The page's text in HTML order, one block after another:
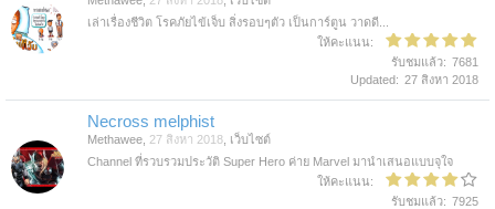
เล่าเรื่องชีวิต โรคภัยไข้เจ็บ สิ่งรอบๆตัว เป็นการ์ตูน วาดดี...
ให้คะแนน:
รับชมแล้ว: 7681
Updated: 27 สิงหา 2018
Necross melphist
Methawee 27 สิงหา 2018 เว็บไซต์
Channel ที่รวบรวมประวัติ Super Hero ค่าย Marvel มานำเสนอแบบจุใจ
ให้คะแนน:
รับชมแล้ว: 7925